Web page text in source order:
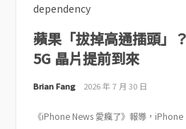
蘋果「拔掉高通插頭」
5G 晶片提前到來
Brian Fang 2026 年 7 月 30 日
《iPhone News 愛瘋了》報導，